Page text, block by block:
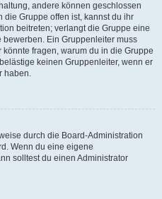
andere können geschlossen
die Gruppe offen ist, kannst du ihr
beitreten; verlangt die Gruppe eine
bewerben. Ein Gruppenleiter muss
fragen, warum du in die Gruppe
keinen Gruppenleiter, wenn er
haben.
durch die Board-Administration
Wenn du eine eigene
solltest du einen Administrator